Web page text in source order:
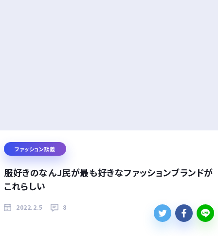
ファッション談義
服好きのなんJ民が最も好きなファッションブランドが
これらしい
2022.2.5 8